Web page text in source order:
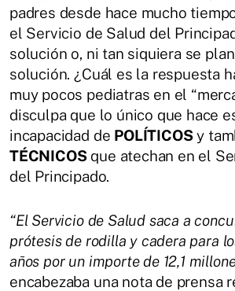
padres desde hace mucho
el Servicio de Salud del
solución o, ni tan siquiera se
solución. ¿Cuál es la respuesta
muy pocos pediatras en el
disculpa que lo único que hace
incapacidad de POLÍTICOSy
TÉCNICOSque atechan en el
del Principado.
“El Servicio de Salud saca a
prótesis de rodilla y cadera para
años por un importe de 12,1
encabezaba una nota de prensa